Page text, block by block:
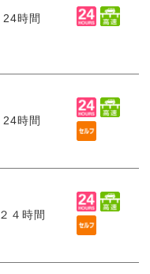
24時間
24時間
２４時間